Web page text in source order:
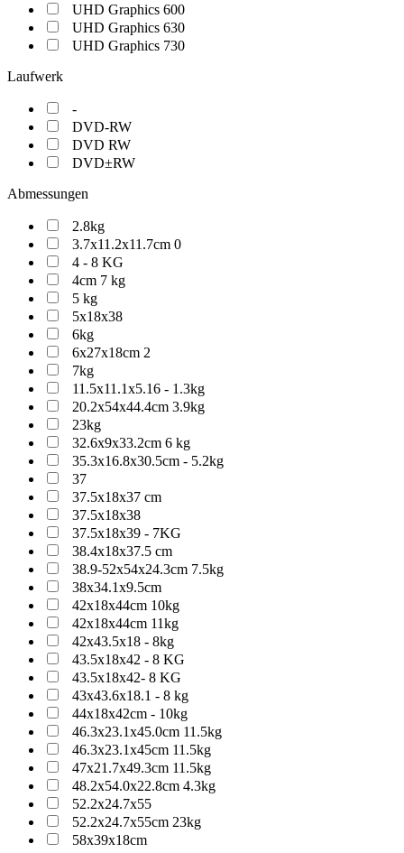
UHD Graphics 600
UHD Graphics 630
UHD Graphics 730
Laufwerk
-
DVD-RW
DVD RW
DVD±RW
Abmessungen
2.8kg
3.7x11.2x11.7cm 0
4 - 8 KG
4cm 7 kg
5 kg
5x18x38
6kg
6x27x18cm 2
7kg
11.5x11.1x5.16 - 1.3kg
20.2x54x44.4cm 3.9kg
23kg
32.6x9x33.2cm 6 kg
35.3x16.8x30.5cm - 5.2kg
37
37.5x18x37 cm
37.5x18x38
37.5x18x39 - 7KG
38.4x18x37.5 cm
38.9-52x54x24.3cm 7.5kg
38x34.1x9.5cm
42x18x44cm 10kg
42x18x44cm 11kg
42x43.5x18 - 8kg
43.5x18x42 - 8 KG
43.5x18x42- 8 KG
43x43.6x18.1 - 8 kg
44x18x42cm - 10kg
46.3x23.1x45.0cm 11.5kg
46.3x23.1x45cm 11.5kg
47x21.7x49.3cm 11.5kg
48.2x54.0x22.8cm 4.3kg
52.2x24.7x55
52.2x24.7x55cm 23kg
58x39x18cm